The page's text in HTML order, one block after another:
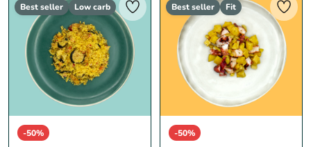
Best seller Low carb
-50%
Best seller Fit
-50%